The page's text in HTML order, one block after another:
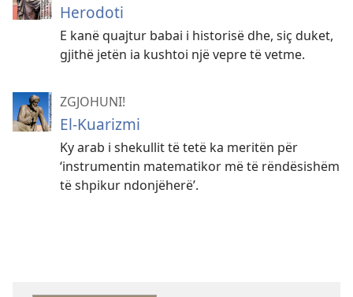
Herodoti
E kanë quajtur babai i historisë dhe, siç duket,
gjithë jetën ia kushtoi një vepre të vetme.
ZGJOHUNI!
El-Kuarizmi
Ky arab i shekullit të tetë ka meritën për
‘instrumentin matematikor më të rëndësishëm
të shpikur ndonjëherë’.